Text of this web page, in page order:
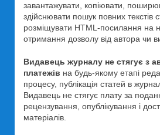
завантажувати, копіювати,
здійснювати пошук повних текстів
розміщувати HTML-посилання на
отримання дозволу від автора чи
Видавець журналу не стягує з
платежів на будь-якому етапі
процесу, публікація статей в
Видавець не стягує плату за
рецензування, опублікування і
матеріалів.